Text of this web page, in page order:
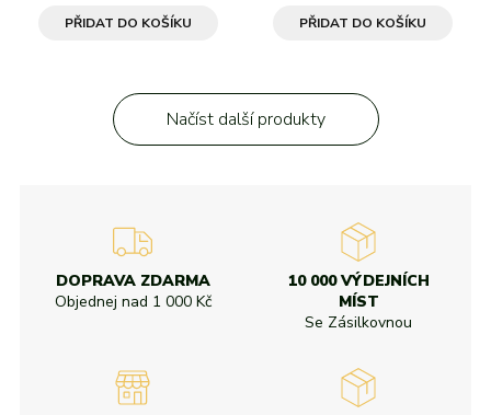
PŘIDAT DO KOŠÍKU
PŘIDAT DO KOŠÍKU
Načíst další produkty
DOPRAVA ZDARMA
Objednej nad 1 000 Kč
10 000 VÝDEJNÍCH
MÍST
Se Zásilkovnou